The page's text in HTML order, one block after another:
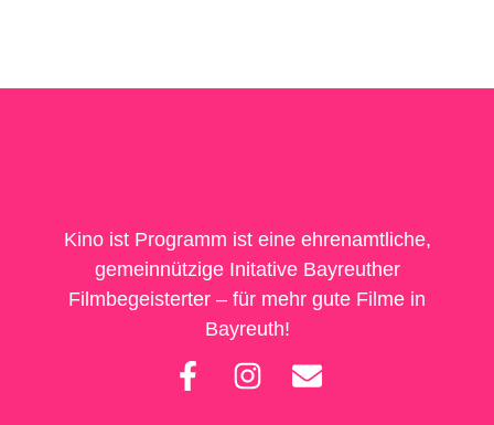
Kino ist Programm ist eine ehrenamtliche,
gemeinnützige Initative Bayreuther
Filmbegeisterter – für mehr gute Filme in
Bayreuth!